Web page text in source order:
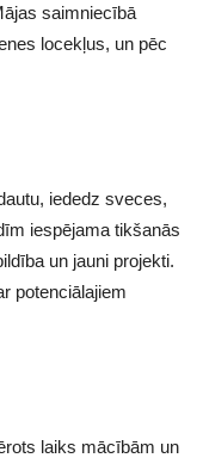
saimniecībā
locekļus, un pēc
iededz sveces,
iespējama tikšanās
un jauni projekti.
potenciālajiem
laiks mācībām un